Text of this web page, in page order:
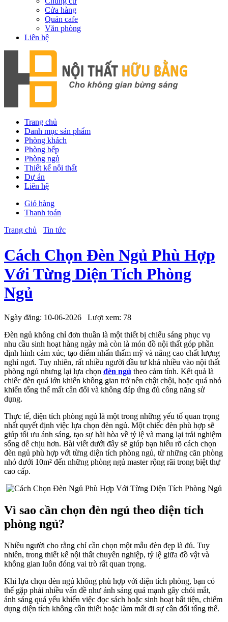
Cửa hàng
Quán cafe
Văn phòng
Liên hệ
Trang chủ
Danh mục sản phẩm
Phòng khách
Phòng bếp
Phòng ngủ
Thiết kế nội thất
Dự án
Liên hệ
Giỏ hàng
Thanh toán
Trang chủ
Tin tức
Cách Chọn Đèn Ngủ Phù Hợp
Với Từng Diện Tích Phòng
Ngủ
Ngày đăng: 10-06-2026 Lượt xem: 78
Đèn ngủ không chỉ đơn thuần là một thiết bị chiếu sáng phục vụ
nhu cầu sinh hoạt hàng ngày mà còn là món đồ nội thất góp phần
định hình cảm xúc, tạo điểm nhấn thẩm mỹ và nâng cao chất lượng
nghỉ ngơi. Tuy nhiên, rất nhiều người đầu tư khá nhiều vào nội thất
phòng ngủ nhưng lại lựa chọn đèn ngủ theo cảm tính. Kết quả là
chiếc đèn quá lớn khiến không gian trở nên chật chội, hoặc quá nhỏ
khiến tổng thể mất cân đối và không đáp ứng đủ công năng sử
dụng.
Thực tế, diện tích phòng ngủ là một trong những yếu tố quan trọng
nhất quyết định việc lựa chọn đèn ngủ. Một chiếc đèn phù hợp sẽ
giúp tối ưu ánh sáng, tạo sự hài hòa về tỷ lệ và mang lại trải nghiệm
sống dễ chịu hơn. Bài viết dưới đây sẽ giúp bạn hiểu rõ cách chọn
đèn ngủ phù hợp với từng diện tích phòng ngủ, từ những căn phòng
nhỏ dưới 10m² đến những phòng ngủ master rộng rãi trong biệt thự
cao cấp.
Vì sao cần chọn đèn ngủ theo diện tích
phòng ngủ?
Nhiều người cho rằng chỉ cần chọn một mẫu đèn đẹp là đủ. Tuy
nhiên, trong thiết kế nội thất chuyên nghiệp, tỷ lệ giữa đồ vật và
không gian luôn đóng vai trò rất quan trọng.
Khi lựa chọn đèn ngủ không phù hợp với diện tích phòng, bạn có
thể gặp phải nhiều vấn đề như ánh sáng quá mạnh gây chói mắt,
ánh sáng quá yếu khiến việc đọc sách hoặc sinh hoạt bất tiện, chiếm
dụng diện tích không cần thiết hoặc làm mất đi sự cân đối tổng thể.